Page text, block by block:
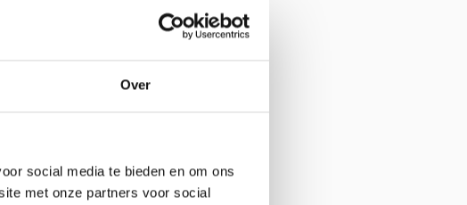
Over
social media te bieden en om ons
met onze partners voor social